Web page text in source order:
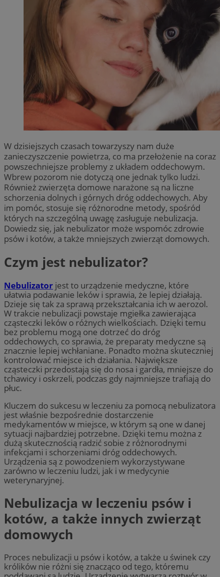
W dzisiejszych czasach towarzyszy nam duże
zanieczyszczenie powietrza, co ma przełożenie na coraz
powszechniejsze problemy z układem oddechowym.
Wbrew pozorom nie dotyczą one jednak tylko ludzi.
Również zwierzęta domowe narażone są na liczne
schorzenia dolnych i górnych dróg oddechowych. Aby
im pomóc, stosuje się różnorodne metody, spośród
których na szczególną uwagę zasługuje nebulizacja.
Dowiedz się, jak nebulizator może wspomóc zdrowie
psów i kotów, a także mniejszych zwierząt domowych.
Czym jest nebulizator?
Nebulizator jest to urządzenie medyczne, które
ułatwia podawanie leków i sprawia, że lepiej działają.
Dzieje się tak za sprawą przekształcania ich w aerozol.
W trakcie nebulizacji powstaje mgiełka zawierająca
cząsteczki leków o różnych wielkościach. Dzięki temu
bez problemu mogą one dotrzeć do dróg
oddechowych, co sprawia, że preparaty medyczne są
znacznie lepiej wchłaniane. Ponadto można skuteczniej
kontrolować miejsce ich działania. Największe
cząsteczki przedostają się do nosa i gardła, mniejsze do
tchawicy i oskrzeli, podczas gdy najmniejsze trafiają do
płuc.
Kluczem do sukcesu w leczeniu za pomocą nebulizatora
jest właśnie bezpośrednie dostarczenie
medykamentów w miejsce, w którym są one w danej
sytuacji najbardziej potrzebne. Dzięki temu można z
dużą skutecznością radzić sobie z różnorodnymi
infekcjami i schorzeniami dróg oddechowych.
Urządzenia są z powodzeniem wykorzystywane
zarówno w leczeniu ludzi, jak i w medycynie
weterynaryjnej.
Nebulizacja w leczeniu psów i
kotów, a także innych zwierząt
domowych
Proces nebulizacji u psów i kotów, a także u świnek czy
królików nie różni się znacząco od tego, któremu